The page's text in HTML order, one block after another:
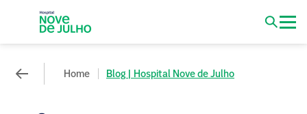
Home Blog | Hospital Nove de Julho